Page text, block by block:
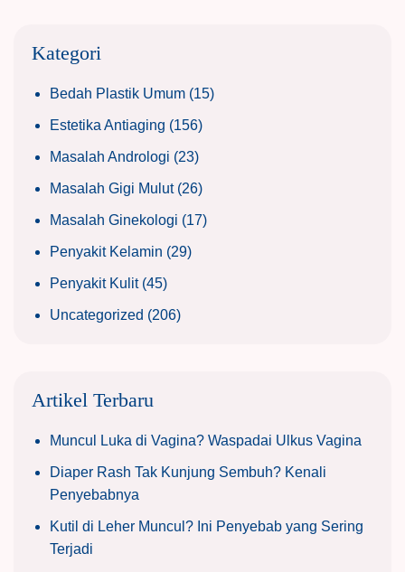
Kategori
Bedah Plastik Umum (15)
Estetika Antiaging (156)
Masalah Andrologi (23)
Masalah Gigi Mulut(26)
Masalah Ginekologi (17)
Penyakit Kelamin (29)
Penyakit Kulit(45)
Uncategorized (206)
Artikel Terbaru
Muncul Luka di Vagina? Waspadai Ulkus Vagina
Diaper Rash Tak Kunjung Sembuh? Kenali
Penyebabnya
Kutil di Leher Muncul? Ini Penyebab yang Sering
Terjadi